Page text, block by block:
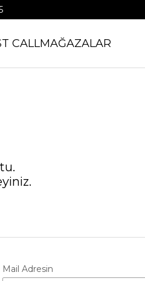
CALLMAĞAZALAR
Mail Adresin